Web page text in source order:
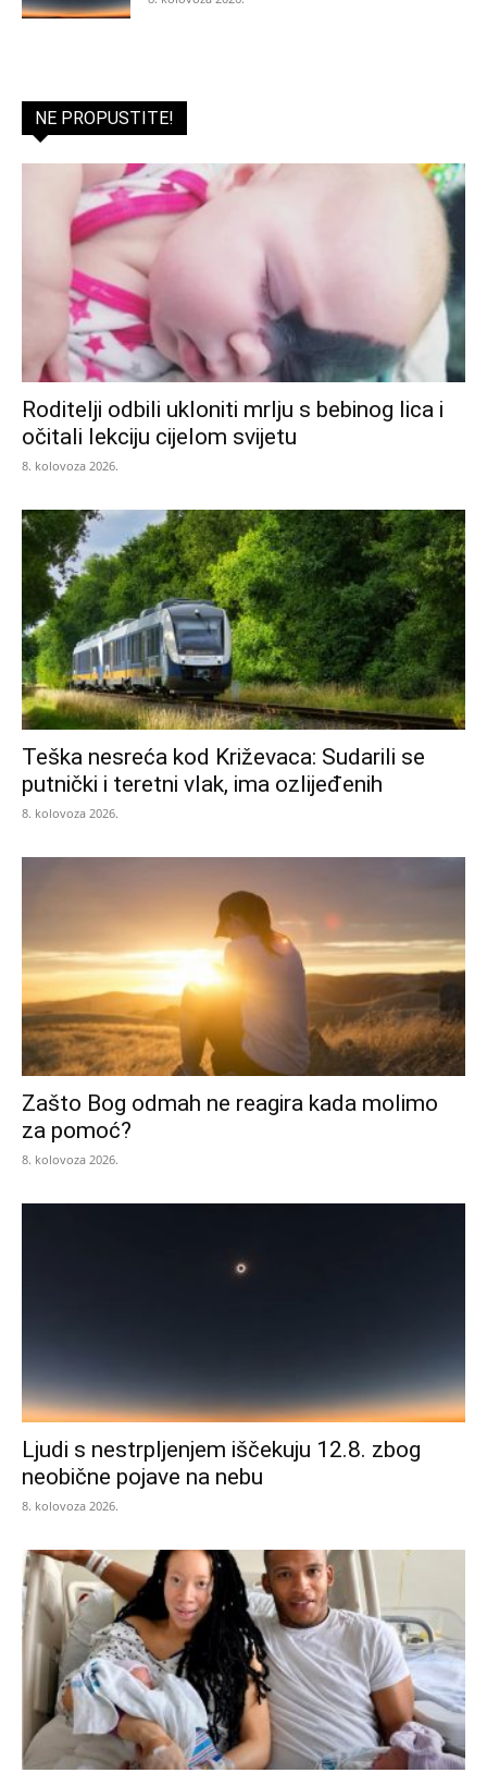
NE PROPUSTITE!
Roditelji odbili ukloniti mrlju s bebinog lica i
očitali lekciju cijelom svijetu
8. kolovoza 2026.
Teška nesreća kod Križevaca: Sudarili se
putnički i teretni vlak, ima ozlijeđenih
8. kolovoza 2026.
Zašto Bog odmah ne reagira kada molimo
za pomoć?
8. kolovoza 2026.
Ljudi s nestrpljenjem iščekuju 12.8. zbog
neobične pojave na nebu
8. kolovoza 2026.